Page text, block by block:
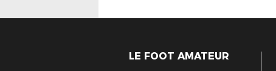
LE FOOT AMATEUR